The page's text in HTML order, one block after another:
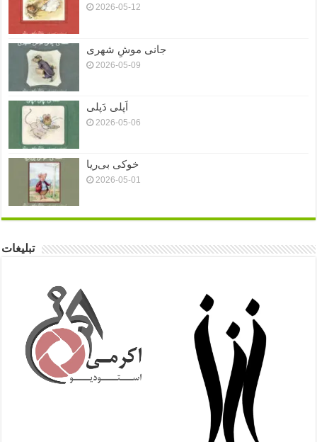
2026-05-12
جانی موشِ شهری
2026-05-09
اَپلی دَپلی
2026-05-06
خوکی بی‌ریا
2026-05-01
تبلیغات